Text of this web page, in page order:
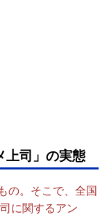
上司」の実態
の。そこで、全国
に関するアン